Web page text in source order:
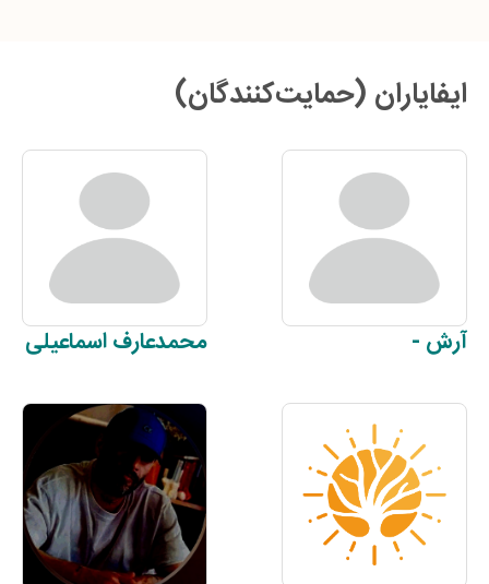
ایفایاران (حمایت‌کنندگان)
آرش - محمدعارفاسماعیلی